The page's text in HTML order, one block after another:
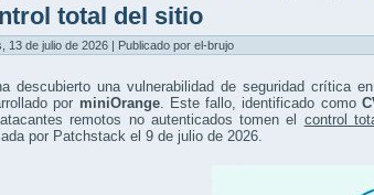
total del sitio
13 de julio de 2026 | Publicado por el-brujo
descubierto una vulnerabilidad de seguridad crítica
por miniOrange. Este fallo, identificado como
remotos no autenticados tomen el control
por Patchstack el 9 de julio de 2026.